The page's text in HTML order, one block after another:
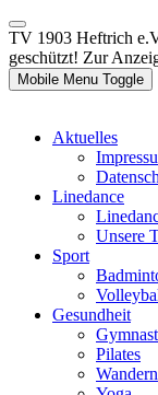
TV 1903 Heftrich
geschützt! Zur
Mobile Menu Toggle
Aktuelles
Linedance
Unsere
Sport
Gesundheit
Pilates
Wandern